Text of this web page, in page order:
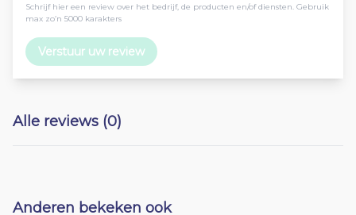
Schrijf hier een review over het bedrijf, de producten en/of diensten. Gebruik
max zo’n 5000 karakters
Verstuur uw review
Alle reviews (0)
Anderen bekeken ook